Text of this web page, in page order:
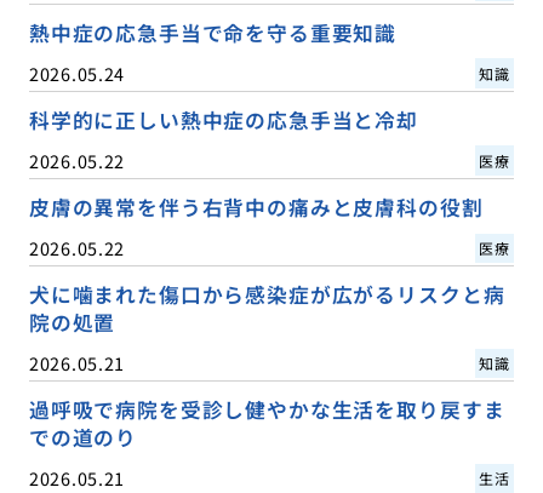
熱中症の応急手当で命を守る重要知識
2026.05.24 知識
科学的に正しい熱中症の応急手当と冷却
2026.05.22 医療
皮膚の異常を伴う右背中の痛みと皮膚科の役割
2026.05.22 医療
犬に噛まれた傷口から感染症が広がるリスクと病
院の処置
2026.05.21 知識
過呼吸で病院を受診し健やかな生活を取り戻すま
での道のり
2026.05.21 生活